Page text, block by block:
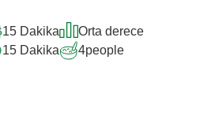
15 Dakika
Orta derece
15 Dakika
4people